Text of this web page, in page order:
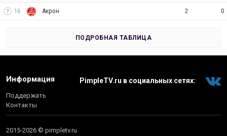
16 Акрон 2 0
ПОДРОБНАЯ ТАБЛИЦА
Информация
Поддержать
Контакты
PimpleTV.ru в социальных сетях:
2015-2026 © pimpletv.ru